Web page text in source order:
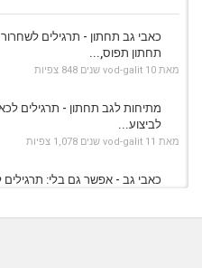
כאבי גב תחתון - תרגילים
תחתון תפוס,...
מאת vod-galit 10 שנים 848 צפיות
מתיחות לגב תחתון - תרגילים
לביצוע...
מאת vod-galit 11 שנים 1,078 צפיות
כאבי גב - אפשר גם בלי: תרגילים